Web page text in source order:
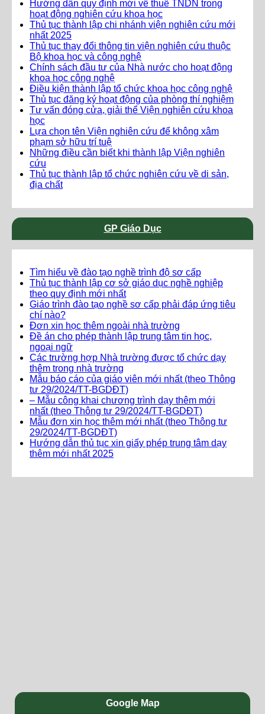
Hướng dẫn quy định mới về thuế TNDN trong
hoạt động nghiên cứu khoa học
Thủ tục thành lập chi nhánh viện nghiên cứu mới
nhất 2025
Thủ tục thay đổi thông tin viện nghiên cứu thuộc
Bộ khoa học và công nghệ
Chính sách đầu tư của Nhà nước cho hoạt động
khoa học công nghệ
Điều kiện thành lập tổ chức khoa học công nghệ
Thủ tục đăng ký hoạt động của phòng thí nghiệm
Tư vấn đóng cửa, giải thể Viện nghiên cứu khoa
học
Lựa chọn tên Viện nghiên cứu để không xâm
phạm sở hữu trí tuệ
Những điều cần biết khi thành lập Viện nghiên
cứu
Thủ tục thành lập tổ chức nghiên cứu về di sản,
địa chất
GP Giáo Dục
Tìm hiểu về đào tạo nghề trình độ sơ cấp
Thủ tục thành lập cơ sở giáo dục nghề nghiệp
theo quy định mới nhất
Giáo trình đào tạo nghề sơ cấp phải đáp ứng tiêu
chí nào?
Đơn xin học thêm ngoài nhà trường
Đề án cho phép thành lập trung tâm tin học,
ngoại ngữ
Các trường hợp Nhà trường được tổ chức dạy
thêm trong nhà trường
Mẫu báo cáo của giáo viên mới nhất (theo Thông
tư 29/2024/TT-BGDĐT)
– Mẫu công khai chương trình dạy thêm mới
nhất (theo Thông tư 29/2024/TT-BGDĐT)
Mẫu đơn xin học thêm mới nhất (theo Thông tư
29/2024/TT-BGDĐT)
Hướng dẫn thủ tục xin giấy phép trung tâm dạy
thêm mới nhất 2025
Google Map